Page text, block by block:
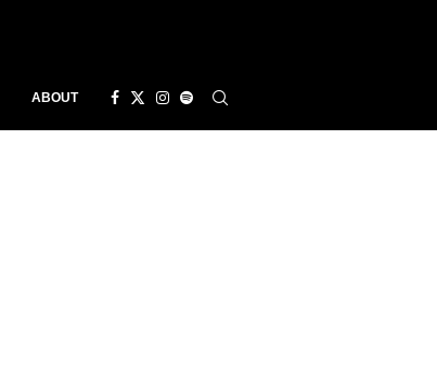
ABOUT